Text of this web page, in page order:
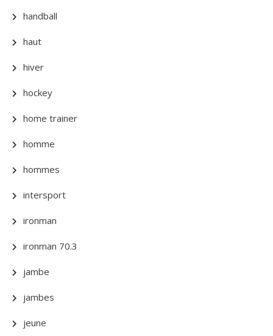
handball
haut
hiver
hockey
home trainer
homme
hommes
intersport
ironman
ironman 70.3
jambe
jambes
jeune